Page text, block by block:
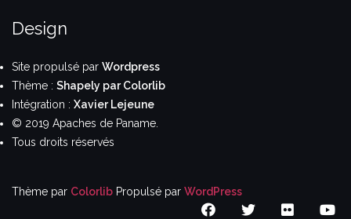
Design
Site propulsé par Wordpress
Thème : Shapely par Colorlib
Intégration : Xavier Lejeune
© 2019 Apaches de Paname.
Tous droits réservés
Thème par Colorlib Propulsé par WordPress